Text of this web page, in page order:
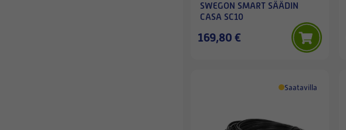
SWEGON SMART SÄÄDIN
CASA SC10
169,80 €
Saatavilla